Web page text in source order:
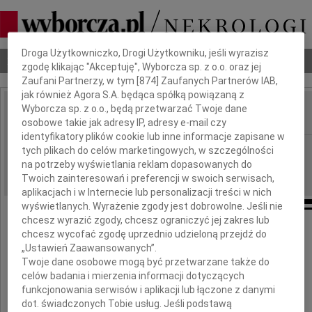
Nekrologi Odeszli Poradnik pogrzebowy
IMIĘ I NAZWISKO:
REGION: Warszawa
DATA EMISJI: 04.05.2010
Pani
Barbarze Waśkiewicz
Dbamy o Twoją prywatność
Droga Użytkowniczko, Drogi Użytkowniku, jeśli wyrazisz
zgodę klikając "Akceptuję", Wyborcza sp. z o.o. oraz jej
Zaufani Partnerzy, w tym [874 ] Zaufanych Partnerów IAB,
jak również Agora S.A. będąca spółką powiązaną z
Wyborcza sp. z o.o., będą przetwarzać Twoje dane
osobowe takie jak adresy IP, adresy e-mail czy
identyfikatory plików cookie lub inne informacje zapisane w
tych plikach do celów marketingowych, w szczególności
na potrzeby wyświetlania reklam dopasowanych do
Twoich zainteresowań i preferencji w swoich serwisach,
aplikacjach i w Internecie lub personalizacji treści w nich
wyświetlanych. Wyrażenie zgody jest dobrowolne. Jeśli nie
chcesz wyrazić zgody, chcesz ograniczyć jej zakres lub
chcesz wycofać zgodę uprzednio udzieloną przejdź do
„Ustawień Zaawansowanych”.
Twoje dane osobowe mogą być przetwarzane także do
celów badania i mierzenia informacji dotyczących
funkcjonowania serwisów i aplikacji lub łączone z danymi
dot. świadczonych Tobie usług. Jeśli podstawą